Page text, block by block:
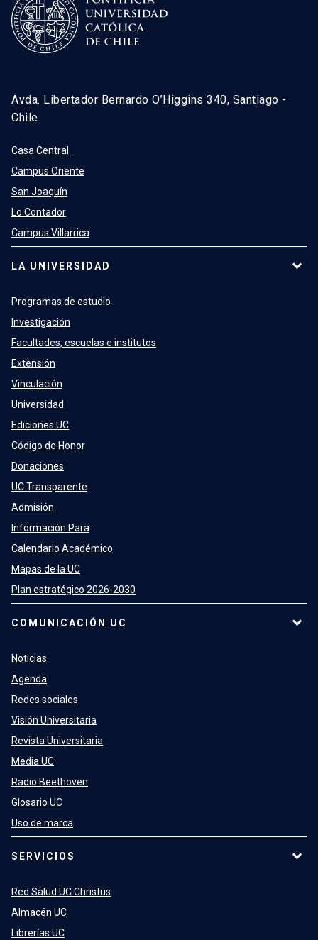
Avda. Libertador Bernardo O’Higgins 340, Santiago -
Chile
Casa Central
Campus Oriente
San Joaquín
Lo Contador
Campus Villarrica
LA UNIVERSIDAD
Programas de estudio
Investigación
Facultades, escuelas e institutos
Extensión
Vinculación
Universidad
Ediciones UC
Código de Honor
Donaciones
UC Transparente
Admisión
Información Para
Calendario Académico
Mapas de la UC
Plan estratégico 2026-2030
COMUNICACIÓN UC
Noticias
Agenda
Redes sociales
Visión Universitaria
Revista Universitaria
Media UC
Radio Beethoven
Glosario UC
Uso de marca
SERVICIOS
Red Salud UC Christus
Almacén UC
Librerías UC